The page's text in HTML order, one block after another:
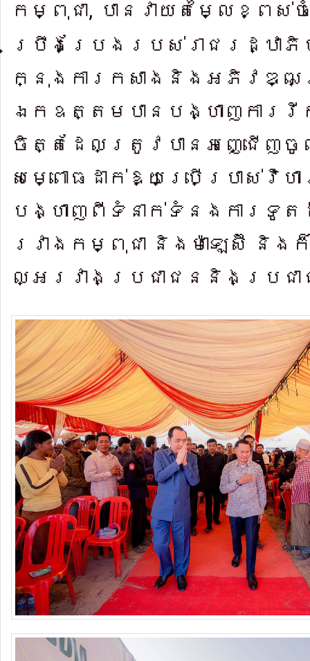
កម្ពុជា, បានវា​យតម្លៃខ្ពស់
ប្រឹងប្រែងរបស់រាជរដ្ឋាភិ
ក្នុងការកសាងនិងអភិវឌ្ឍ
ឯកឧត្តម​បានបង្ហាញ​ការរី
ចិត្តដែ​លត្រូវបានអញ្ជើ
សម្ពោធដា​ក់ឱ្យប្រើប្រាស់វិហា
បង្ហាញ​ពីទំនាក់ទំន​ងការទូ
រវាង​កម្ពុជា និងម៉ាឡេស៊ី និង
ល្អរវាងប្រជាជននិងប្រជ